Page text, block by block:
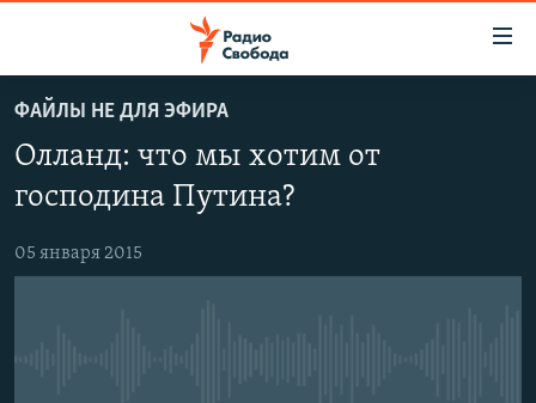
упрощенного
доступа
содержанию
ПРОГРАММЫ
ПОДКАСТЫ
АВТОРСКИЕ ПРОЕКТЫ
ЦИТАТЫ СВОБОДЫ
ФАЙЛЫ НЕ ДЛЯ ЭФИРА
Олланд: что мы хотим от
господина Путина?
05 января 2015